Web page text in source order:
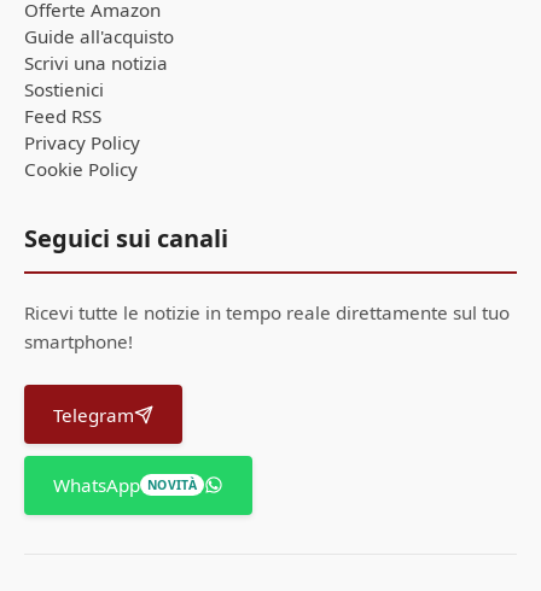
Offerte Amazon
Guide all'acquisto
Scrivi una notizia
Sostienici
Feed RSS
Privacy Policy
Cookie Policy
Seguici sui canali
Ricevi tutte le notizie in tempo reale direttamente sul tuo
smartphone!
Telegram
WhatsApp NOVITÀ